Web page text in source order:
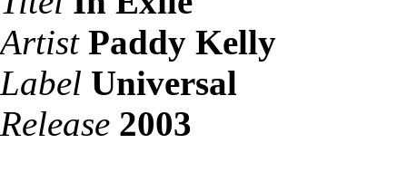
Artist Paddy Kelly
Label Universal
Release 2003